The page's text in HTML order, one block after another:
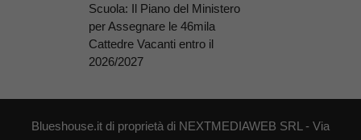
Scuola: Il Piano del Ministero
per Assegnare le 46mila
Cattedre Vacanti entro il
2026/2027
Blueshouse.it di proprietà di NEXTMEDIAWEB SRL - Via